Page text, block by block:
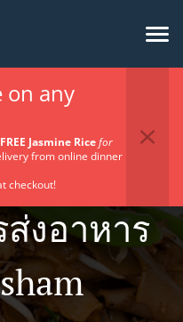
on any
FREE Jasmine Ricefor
from online dinner
checkout!
ส่งอาหาร